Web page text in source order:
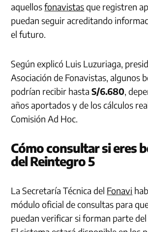
aquellosfonavistasque registren
puedan seguir acreditando
el futuro.
Según explicó Luis Luzuriaga,
Asociación de Fonavistas, algunos
podrían recibir hastaS/6.680 ,
años aportados y de los cálculos
Comisión Ad Hoc.
Cómo consultar si eres
del Reintegro 5
La Secretaría Técnica del Fonavi
módulo oficial de consultas para
puedan verificar si forman parte del